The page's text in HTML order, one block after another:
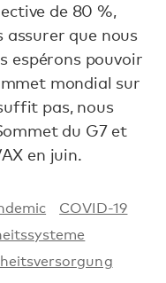
de 80 %,
assurer que nous
espérons pouvoir
mondial sur
pas, nous
du G7 et
en juin.
COVID-19